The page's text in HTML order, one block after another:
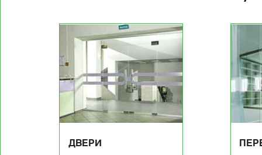
ДВЕРИ